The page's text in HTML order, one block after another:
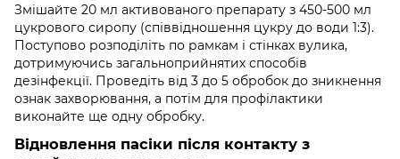
Змішайте 20 мл активованого препарату з 450-500 мл
цукрового сиропу (співвідношення цукру до води 1:3).
Поступово розподіліть по рамкам і стінках вулика,
дотримуючись загальноприйнятих способів
дезінфекції. Проведіть від 3 до 5 обробок до зникнення
ознак захворювання, а потім для профілактики
виконайте ще одну обробку.
Відновлення пасіки після контакту з